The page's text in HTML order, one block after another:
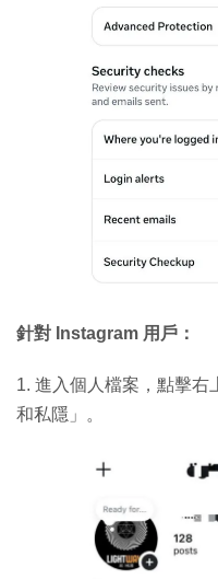
針對 Instagram 用戶：
1. 進入個人檔案，點擊右
和私隱」。